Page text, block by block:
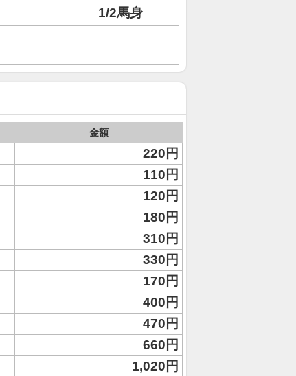
1/2馬身
金額
220円
110円
120円
180円
310円
330円
170円
400円
470円
660円
1,020円